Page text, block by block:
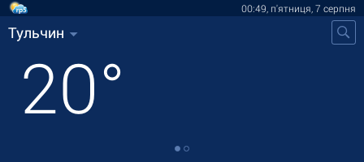
00:49, п'ятниця, 7 серпня
Тульчин
20°